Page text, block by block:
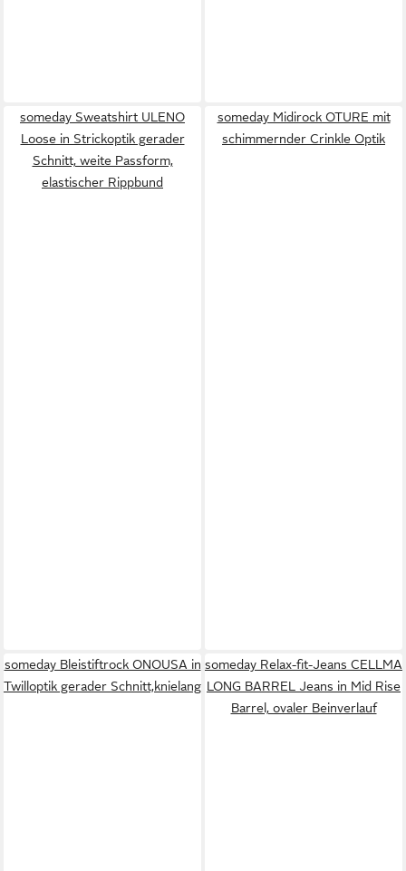
someday Sweatshirt ULENO
Loose in Strickoptik gerader
Schnitt, weite Passform,
elastischer Rippbund
someday Midirock OTURE mit
schimmernder Crinkle Optik
someday Bleistiftrock ONOUSA in
Twilloptik gerader Schnitt,knielang
someday Relax-fit-Jeans CELLMA
LONG BARREL Jeans in Mid Rise
Barrel, ovaler Beinverlauf